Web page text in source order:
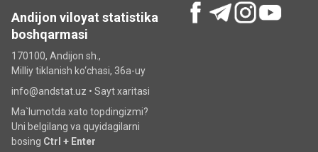
Andijon viloyat statistika
boshqarmasi
170100, Andijon sh.,
Milliy tiklanish ko‘chаsi, 36a-uy
info@andstat.uz • Sayt xaritasi
Ma`lumotda xato topdingizmi?
Uni belgilang va quyidagilarni
bosing Ctrl + Enter